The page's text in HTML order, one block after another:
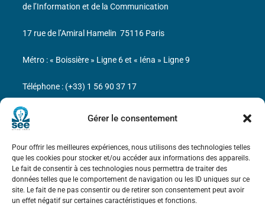
Gérer le consentement
Pour offrir les meilleures expériences, nous utilisons des technologies telles
que les cookies pour stocker et/ou accéder aux informations des appareils.
Le fait de consentir à ces technologies nous permettra de traiter des
données telles que le comportement de navigation ou les ID uniques sur ce
site. Le fait de ne pas consentir ou de retirer son consentement peut avoir
un effet négatif sur certaines caractéristiques et fonctions.
Bicentenaire des découvertes d’André-
Marie Ampère
Mentions légales
de l’Information et de la Communication
17 rue de l’Amiral Hamelin 75116 Paris
Métro : « Boissière » Ligne 6 et « Iéna » Ligne 9
Téléphone : (+33) 1 56 90 37 17
N° de SIREN : 785 393 232, Code APE : 9412Z TVA intra-
communautaire : FR44 785 393 232